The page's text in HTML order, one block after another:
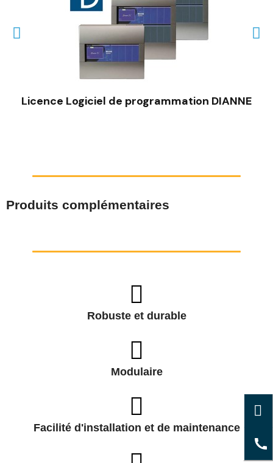
Licence Logiciel de programmation DIANNE
Produits complémentaires
Robuste et durable
Modulaire
Facilité d'installation et de maintenance